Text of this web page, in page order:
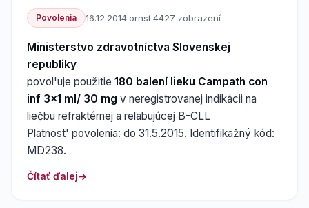
Povolenia 16.12.2014·ornst·4427 zobrazení
Ministerstvo zdravotníctva Slovenskej
republiky
povol'uje použitie 180 balení lieku Campath con
inf 3x1 ml/ 30 mg v neregistrovanej indikácii na
liečbu refraktérnej a relabujúcej B-CLL
Platnost' povolenia: do 31.5.2015. Identifikažný kód:
MD238.
Čítať ďalej